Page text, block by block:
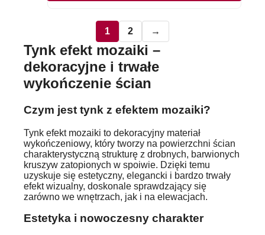
1 2 →
Tynk efekt mozaiki –
dekoracyjne i trwałe
wykończenie ścian
Czym jest tynk z efektem mozaiki?
Tynk efekt mozaiki to dekoracyjny materiał
wykończeniowy, który tworzy na powierzchni ścian
charakterystyczną strukturę z drobnych, barwionych
kruszyw zatopionych w spoiwie. Dzięki temu
uzyskuje się estetyczny, elegancki i bardzo trwały
efekt wizualny, doskonale sprawdzający się
zarówno we wnętrzach, jak i na elewacjach.
Estetyka i nowoczesny charakter